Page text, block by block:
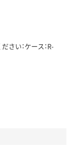
い：ケース：R-